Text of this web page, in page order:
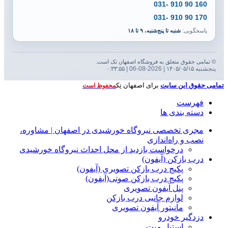
160 90 910 -031
170 90 910 -031
پاسخگویی: شنبه تا پنج‌شنبه، ۹ تا ۱۸
© تمامی حقوق متعلق به فروشگاه اصفهان تک است.
پنجشنبه ۱۴۰۵/۰۵/۱۵ | 2026-08-06 | ۰:۳۳:۵۵
تمامی حقوق این سایت برای اصفهان تِکمحفوظ است
فهرست
دسته بندی ها
مجری تخصصی نیروگاه خورشیدی در اصفهان | مشاوره،
نصب و راه‌اندازی
درخواست بازدید از محل احداث نیروگاه خورشیدی
درب بازکن (آیفون)
پکیج درب بازکن تصویری (آیفون)
پکیج درب بازکن صوتی(آیفون)
پنل آیفون تصویری
لوازم جانبی درب بازکن
مانیتور آیفون تصویری
دزدگیر خودرو